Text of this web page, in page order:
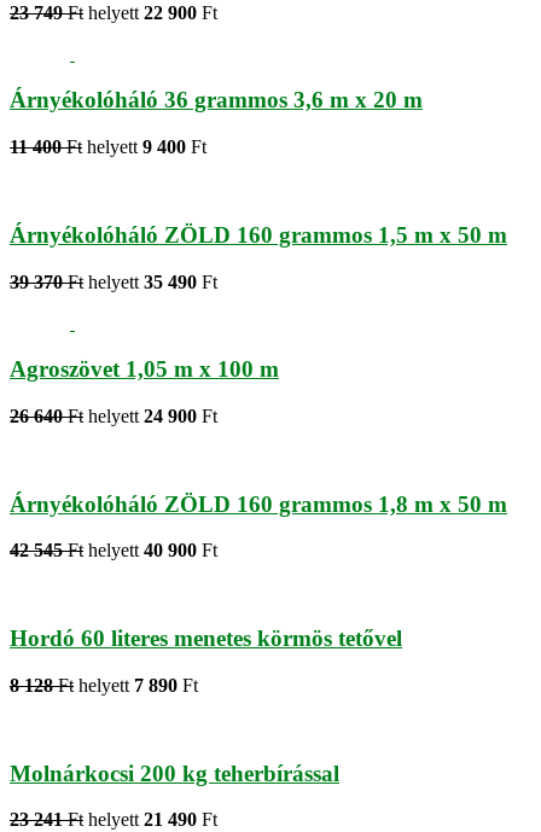
23 749 Ft helyett 22 900 Ft
Árnyékolóháló 36 grammos 3,6 m x 20 m
11 400 Ft helyett 9 400 Ft
Árnyékolóháló ZÖLD 160 grammos 1,5 m x 50 m
39 370 Ft helyett 35 490 Ft
Agroszövet 1,05 m x 100 m
26 640 Ft helyett 24 900 Ft
Árnyékolóháló ZÖLD 160 grammos 1,8 m x 50 m
42 545 Fthelyett40 900 Ft
Hordó 60 literes menetes körmös tetővel
8 128 Ft helyett 7 890 Ft
Molnárkocsi 200 kg teherbírással
23 241 Ft helyett 21 490 Ft